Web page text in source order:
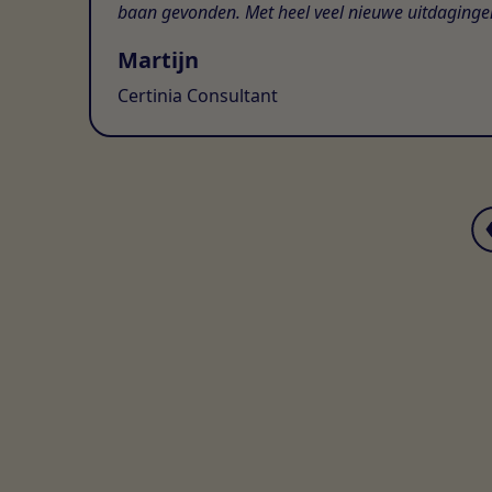
baan gevonden. Met heel veel nieuwe
Martijn
Certinia Consultant